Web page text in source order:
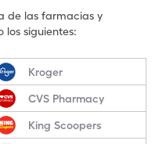
de las farmacias y
los siguientes:
Kroger
CVS Pharmacy
King Scoopers